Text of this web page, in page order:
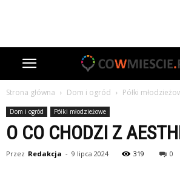
Strona główna Dom i ogród Półki
Dom i ogród Półki młodzieżowe
O CO CHODZI Z
Przez Redakcja - 9 lipca 2024 319 0